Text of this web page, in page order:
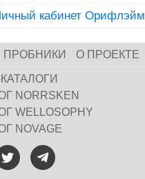
кабинет Орифлэйм
ПРОБНИКИ О ПРОЕКТЕ
NORRSKEN
WELLOSOPHY
NOVAGE